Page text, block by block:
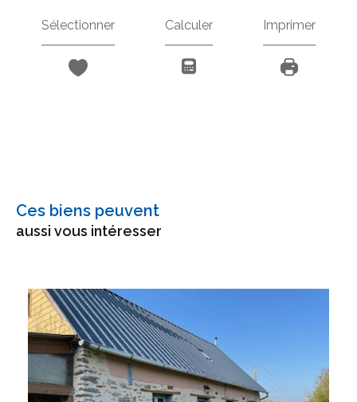
Sélectionner Calculer Imprimer
Ces biens peuvent
aussi vous intéresser